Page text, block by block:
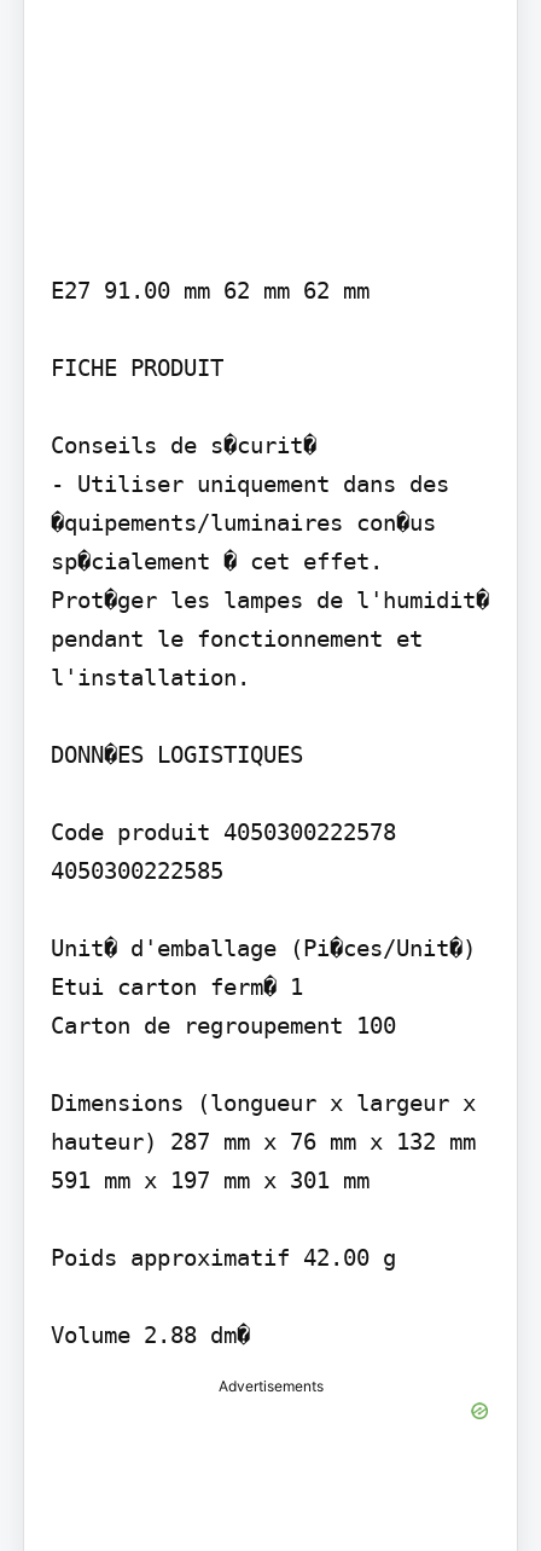
E27 91.00 mm 62 mm 62 mm
FICHE PRODUIT
Conseils de s�curit�
- Utiliser uniquement dans des
�quipements/luminaires con�us
sp�cialement � cet effet.
Prot�ger les lampes de l'humidit�
pendant le fonctionnement et
l'installation.
DONN�ES LOGISTIQUES
Code produit 4050300222578
4050300222585
Unit� d'emballage (Pi�ces/Unit�)
Etui carton ferm� 1
Carton de regroupement 100
Dimensions (longueur x largeur x
hauteur) 287 mm x 76 mm x 132 mm
591 mm x 197 mm x 301 mm
Poids approximatif 42.00 g
Volume 2.88 dm�
Advertisements